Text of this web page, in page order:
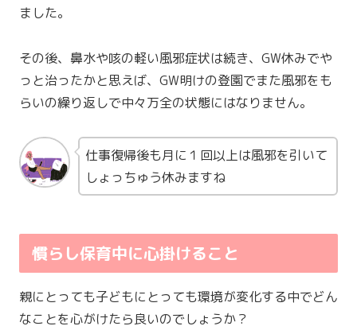
ました。
その後、鼻水や咳の軽い風邪症状は続き、GW休みでや
っと治ったかと思えば、GW明けの登園でまた風邪をも
らいの繰り返しで中々万全の状態にはなりません。
仕事復帰後も月に１回以上は風邪を引いて
しょっちゅう休みますね
慣らし保育中に心掛けること
親にとっても子どもにとっても環境が変化する中でどん
なことを心がけたら良いのでしょうか？